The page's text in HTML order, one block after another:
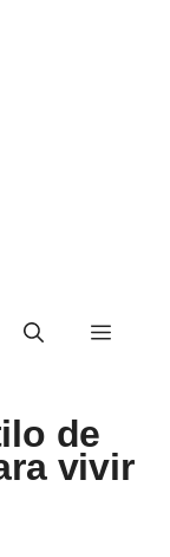
Menú
de
vivir